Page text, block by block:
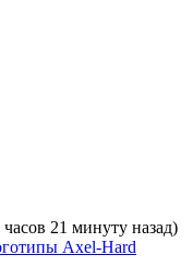
21 минуту назад)